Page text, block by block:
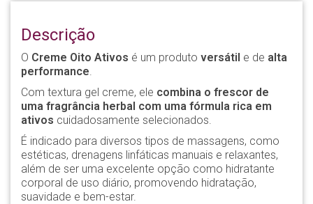
Descrição
O Creme Oito Ativos é um produto versátil e de alta
performance.
Com textura gel creme, ele combina o frescor de
uma fragrância herbal com uma fórmula rica em
ativos cuidadosamente selecionados.
É indicado para diversos tipos de massagens, como
estéticas, drenagens linfáticas manuais e relaxantes,
além de ser uma excelente opção como hidratante
corporal de uso diário, promovendo hidratação,
suavidade e bem-estar.